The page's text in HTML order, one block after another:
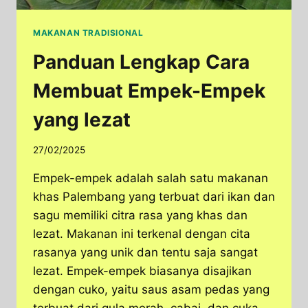
MAKANAN TRADISIONAL
Panduan Lengkap Cara
Membuat Empek-Empek
yang lezat
27/02/2025
Empek-empek adalah salah satu makanan
khas Palembang yang terbuat dari ikan dan
sagu memiliki citra rasa yang khas dan
lezat. Makanan ini terkenal dengan cita
rasanya yang unik dan tentu saja sangat
lezat. Empek-empek biasanya disajikan
dengan cuko, yaitu saus asam pedas yang